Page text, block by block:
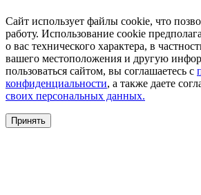
Сайт использует файлы cookie, что
работу. Использование cookie
о вас технического характера, в
вашего местоположения и другую
пользоваться сайтом, вы соглашаетесь с
конфиденциальности, а также даете
своих персональных данных.
Принять